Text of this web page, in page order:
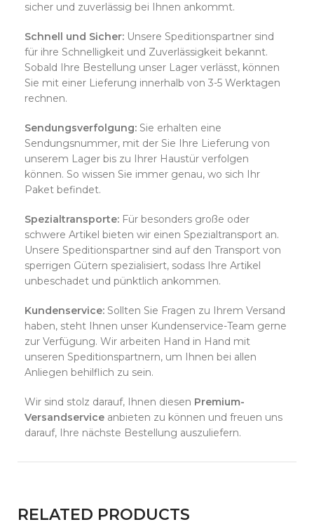
sicher und zuverlässig bei Ihnen ankommt.
Schnell und Sicher: Unsere Speditionspartner sind
für ihre Schnelligkeit und Zuverlässigkeit bekannt.
Sobald Ihre Bestellung unser Lager verlässt, können
Sie mit einer Lieferung innerhalb von 3-5 Werktagen
rechnen.
Sendungsverfolgung: Sie erhalten eine
Sendungsnummer, mit der Sie Ihre Lieferung von
unserem Lager bis zu Ihrer Haustür verfolgen
können. So wissen Sie immer genau, wo sich Ihr
Paket befindet.
Spezialtransporte: Für besonders große oder
schwere Artikel bieten wir einen Spezialtransport an.
Unsere Speditionspartner sind auf den Transport von
sperrigen Gütern spezialisiert, sodass Ihre Artikel
unbeschadet und pünktlich ankommen.
Kundenservice: Sollten Sie Fragen zu Ihrem Versand
haben, steht Ihnen unser Kundenservice-Team gerne
zur Verfügung. Wir arbeiten Hand in Hand mit
unseren Speditionspartnern, um Ihnen bei allen
Anliegen behilflich zu sein.
Wir sind stolz darauf, Ihnen diesen Premium-
Versandservice anbieten zu können und freuen uns
darauf, Ihre nächste Bestellung auszuliefern.
RELATED PRODUCTS